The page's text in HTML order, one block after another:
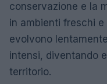
conservazione e la
in ambienti freschi e
evolvono
intensi, diventando
territorio.